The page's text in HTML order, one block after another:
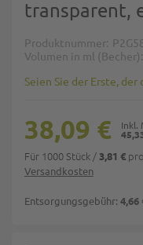
transparent,
Produktnummer
Volumen in ml (Becher)
Seien Sie der Erste,
Versandkosten
Entsorgungsgebühr: 4,66
38,09 €
Für 1000 Stück /3,81 €